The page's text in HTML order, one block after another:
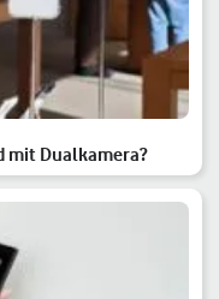
mit Dualkamera?